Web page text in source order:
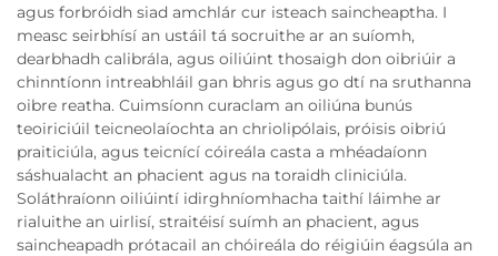
agus forbróidh siad amchlár cur isteach saincheaptha. I
measc seirbhísí an ustáil tá socruithe ar an suíomh,
dearbhadh calibrála, agus oiliúint thosaigh don oibriúir a
chinntíonn intreabhláil gan bhris agus go dtí na sruthanna
oibre reatha. Cuimsíonn curaclam an oiliúna bunús
teoiriciúil teicneolaíochta an chriolipólais, próisis oibriú
praiticiúla, agus teicnící cóireála casta a mhéadaíonn
sáshualacht an phacient agus na toraidh cliniciúla.
Soláthraíonn oiliúintí idirghníomhacha taithí láimhe ar
rialuithe an uirlisí, straitéisí suímh an phacient, agus
saincheapadh prótacail an chóireála do réigiúin éagsúla an